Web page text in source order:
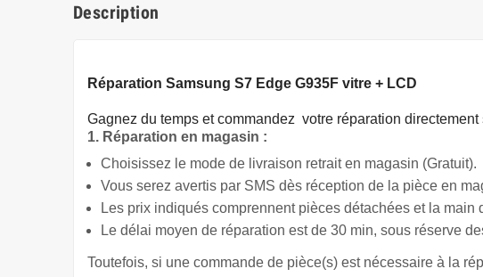
Description
Réparation Samsung S7 Edge G935F vitre + LCD
Gagnez du temps et commandez votre réparation
1. Réparation en magasin :
Choisissez le mode de livraison retrait en magasin (Gratuit).
Vous serez avertis par SMS dès réception de la pièce en
Les prix indiqués comprennent pièces détachées et la main
Le délai moyen de réparation est de 30 min, sous réserve
Toutefois, si une commande de pièce(s) est nécessaire à la